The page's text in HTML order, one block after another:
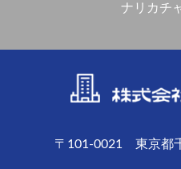
ナリカチ
〒101-0021 東京都